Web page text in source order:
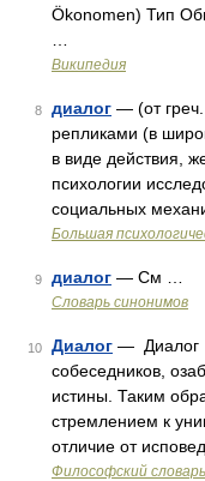
Ökonomen) Тип
Википедия
8 диалог — (от
репликами (в
в виде действия,
психологии
социальных
Большая
9 диалог — См …
Словарь синонимов
10 Диалог — Диалог
собеседников,
истины. Таким
стремлением к
отличие от
Философский